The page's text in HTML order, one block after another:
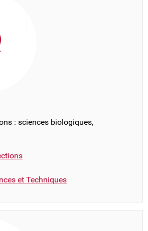
: sciences biologiques,
et Techniques